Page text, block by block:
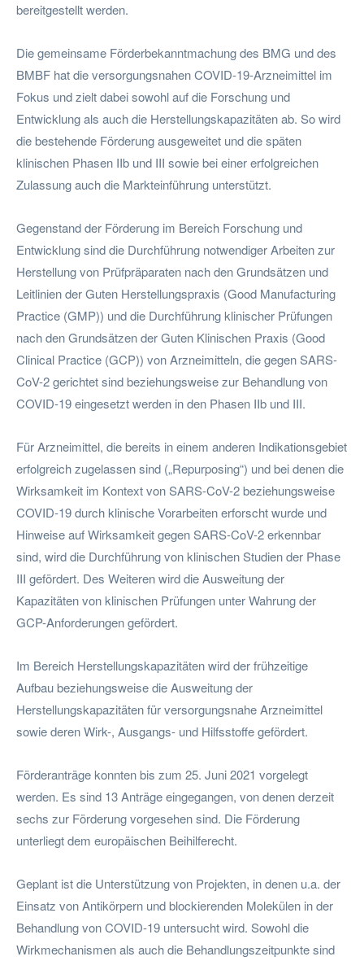
bereitgestellt werden.
Die gemeinsame Förderbekanntmachung des BMG und des
BMBF hat die versorgungsnahen COVID-19-Arzneimittel im
Fokus und zielt dabei sowohl auf die Forschung und
Entwicklung als auch die Herstellungskapazitäten ab. So wird
die bestehende Förderung ausgeweitet und die späten
klinischen Phasen IIb und III sowie bei einer erfolgreichen
Zulassung auch die Markteinführung unterstützt.
Gegenstand der Förderung im Bereich Forschung und
Entwicklung sind die Durchführung notwendiger Arbeiten zur
Herstellung von Prüfpräparaten nach den Grundsätzen und
Leitlinien der Guten Herstellungspraxis (Good Manufacturing
Practice (GMP)) und die Durchführung klinischer Prüfungen
nach den Grundsätzen der Guten Klinischen Praxis (Good
Clinical Practice (GCP)) von Arzneimitteln, die gegen SARS-
CoV-2 gerichtet sind beziehungsweise zur Behandlung von
COVID-19 eingesetzt werden in den Phasen IIb und III.
Für Arzneimittel, die bereits in einem anderen Indikationsgebiet
erfolgreich zugelassen sind („Repurposing“) und bei denen die
Wirksamkeit im Kontext von SARS-CoV-2 beziehungsweise
COVID-19 durch klinische Vorarbeiten erforscht wurde und
Hinweise auf Wirksamkeit gegen SARS-CoV-2 erkennbar
sind, wird die Durchführung von klinischen Studien der Phase
III gefördert. Des Weiteren wird die Ausweitung der
Kapazitäten von klinischen Prüfungen unter Wahrung der
GCP-Anforderungen gefördert.
Im Bereich Herstellungskapazitäten wird der frühzeitige
Aufbau beziehungsweise die Ausweitung der
Herstellungskapazitäten für versorgungsnahe Arzneimittel
sowie deren Wirk-, Ausgangs- und Hilfsstoffe gefördert.
Förderanträge konnten bis zum 25. Juni 2021 vorgelegt
werden. Es sind 13 Anträge eingegangen, von denen derzeit
sechs zur Förderung vorgesehen sind. Die Förderung
unterliegt dem europäischen Beihilferecht.
Geplant ist die Unterstützung von Projekten, in denen u.a. der
Einsatz von Antikörpern und blockierenden Molekülen in der
Behandlung von COVID-19 untersucht wird. Sowohl die
Wirkmechanismen als auch die Behandlungszeitpunkte sind